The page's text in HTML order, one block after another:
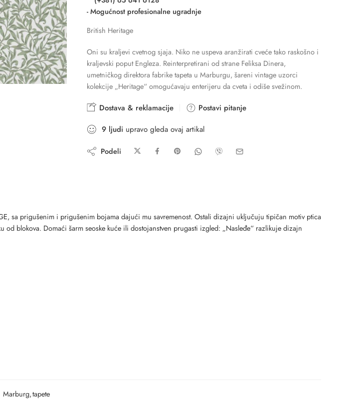
- Mogućnost profesionalne ugradnje
British Heritage
Oni su kraljevi cvetnog sjaja. Niko ne uspeva aranžirati cveće tako raskošno i
kraljevski poput Engleza. Reinterpretirani od strane Feliksa Dinera,
umetničkog direktora fabrike tapeta u Marburgu, šareni vintage uzorci
kolekcije „Heritage“ omogućavaju enterijeru da cveta i odiše svežinom.
Dostava & reklamacije
Postavi pitanje
9 ljudi upravo gleda ovaj artikal
Podeli
sa prigušenim i prigušenim bojama dajući mu savremenost. Ostali dizajni uključuju tipičan motiv ptica
blokova. Domaći šarm seoske kuće ili dostojanstven prugasti izgled: „Nasleđe“ razlikuje dizajn
Marburg,tapete